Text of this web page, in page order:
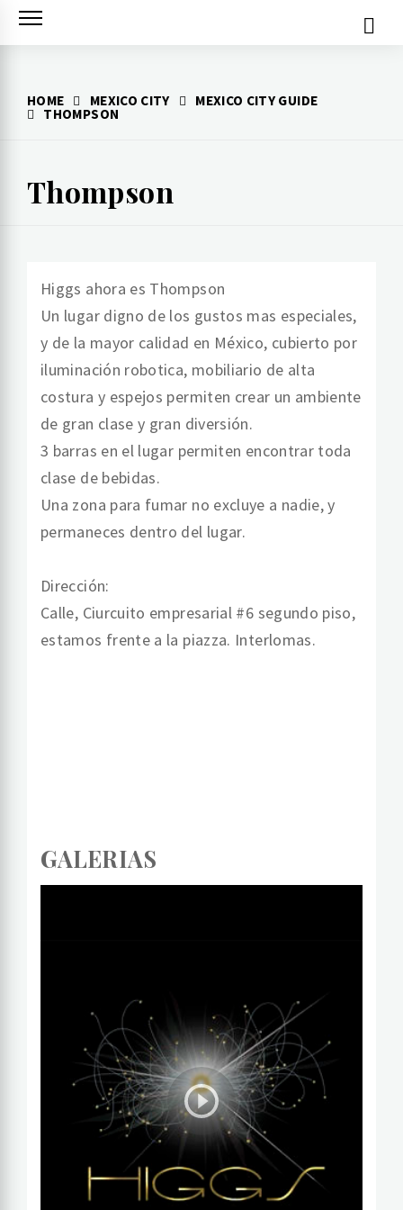
Skip
HOME MEXICO CITY
MEXICO CITY GUIDE
THOMPSON
Thompson
Higgs ahora es Thompson
Un lugar digno de los gustos mas especiales,
y de la mayor calidad en México, cubierto por
iluminación robotica, mobiliario de alta
costura y espejos permiten crear un ambiente
de gran clase y gran diversión.
3 barras en el lugar permiten encontrar toda
clase de bebidas.
Una zona para fumar no excluye a nadie, y
permaneces dentro del lugar.
Dirección:
Calle, Ciurcuito empresarial #6 segundo piso,
estamos frente a la piazza. Interlomas.
GALERIAS